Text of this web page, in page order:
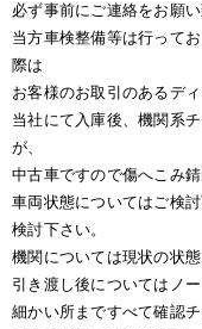
必ず事前にご連絡をお願い
当方車検整備等は行って
際は
お客様のお取引のあるデ
当社にて入庫後、機関系
が、
中古車ですので傷へこみ錆
車両状態についてはご検
検討下さい。
機関については現状の状
引き渡し後についてはノ
細かい所まですべて確認